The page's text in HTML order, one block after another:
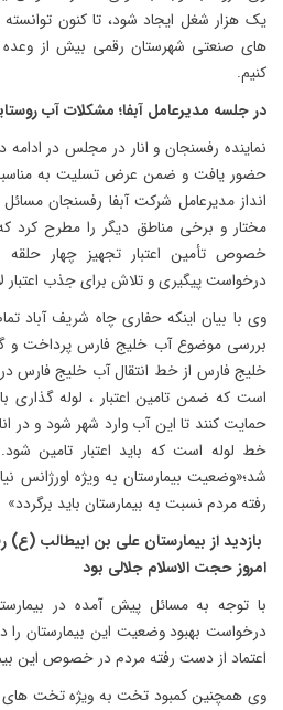
یک هزار شغل ایجاد شود، تا کنون
های صنعتی شهرستان رقمی بیش از وعده
کنیم.
در جلسه مدیرعامل آبفا؛ مشکلات آب
نماینده رفسنجان و انار در مجلس در
حضور یافت و ضمن عرض تسلیت به
انداز مدیرعامل شرکت آبفا رفسنجان
مختار و برخی مناطق دیگر را مطرح
خصوص تأمین اعتبار تجهیز چهار
درخواست پیگیری و تلاش برای جذب اعتبار
وی با بیان اینکه حفاری چاه شریف آباد
بررسی موضوع آب خلیج فارس پرداخت و
است که ضمن تامین اعتبار ، لوله گذاری
حمایت کنند تا این آب وارد شهر شود و در
خط لوله است که باید اعتبار تامین
شد؛«وضعیت بیمارستان به ویژه اورژانس
رفته مردم نسبت به بیمارستان باید برگردد»
بازدید از بیمارستان علی بن ابیطالب
امروز حجت الاسلام جلالی بود
با توجه به مسائل پیش آمده در
درخواست بهبود وضعیت این بیمارستان
اعتماد از دست رفته مردم در خصوص این
وی همچنین کمبود تخت به ویژه تخت های